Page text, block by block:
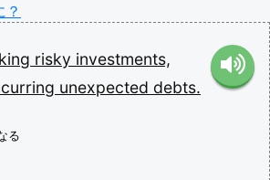
？
risky investments,
unexpected debts.
る